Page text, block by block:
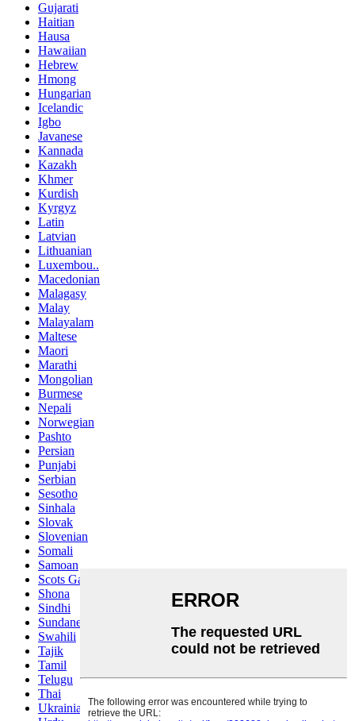
Gujarati
Haitian
Hausa
Hawaiian
Hebrew
Hmong
Hungarian
Icelandic
Igbo
Javanese
Kannada
Kazakh
Khmer
Kurdish
Kyrgyz
Latin
Latvian
Lithuanian
Luxembou..
Macedonian
Malagasy
Malay
Malayalam
Maltese
Maori
Marathi
Mongolian
Burmese
Nepali
Norwegian
Pashto
Persian
Punjabi
Serbian
Sesotho
Sinhala
Slovak
Slovenian
Somali
Samoan
Scots Gaelic
Shona
Sindhi
Sundanese
Swahili
Tajik
Tamil
Telugu
Thai
Ukrainian